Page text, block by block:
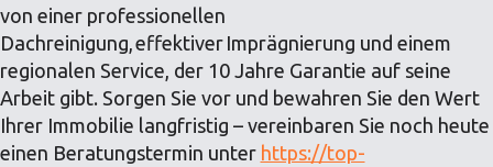
von einer professionellen
Dachreinigung, effektiver Imprägnierung und einem
regionalen Service, der 10 Jahre Garantie auf seine
Arbeit gibt. Sorgen Sie vor und bewahren Sie den Wert
Ihrer Immobilie langfristig – vereinbaren Sie noch heute
einen Beratungstermin unter https://top-